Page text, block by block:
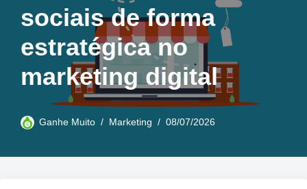
sociais de forma
estratégica no
marketing digital
Ganhe Muito Marketing 08/07/2026